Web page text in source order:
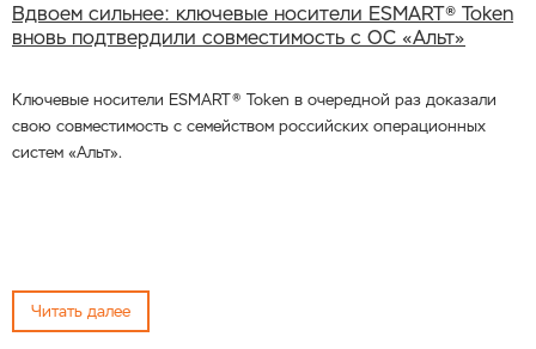
Вдвоем сильнее: ключевые носители ESMART® Token
вновь подтвердили совместимость с ОС «Альт»
Ключевые носители ESMART® Token в очередной раз доказали
свою совместимость с семейством российских операционных
систем «Альт».
Читать далее